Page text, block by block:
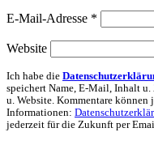
E-Mail-Adresse *
Website
Ich habe die
speichert Name, E-Mail, Inhalt
u. Website. Kommentare können
Informationen:
jederzeit für die Zukunft per